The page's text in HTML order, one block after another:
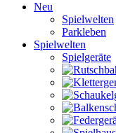
Neu
Spielwelten
Parkleben
Spielwelten
Spielgeräte